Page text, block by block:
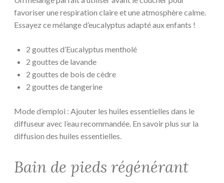
favoriser une respiration claire et une atmosphère calme.
Essayez ce mélange d’eucalyptus adapté aux enfants !
2 gouttes d’Eucalyptus mentholé
2 gouttes de lavande
2 gouttes de bois de cèdre
2 gouttes de tangerine
Mode d’emploi : Ajouter les huiles essentielles dans le
diffuseur avec l’eau recommandée. En savoir plus sur la
diffusion des huiles essentielles.
Bain de pieds régénérant